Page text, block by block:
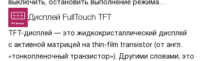
выключить, остановить выполнение режима
приготовления кнопкой и установить таймер.
Дисплей FullTouch TFT
TFT-дисплей — это жидкокристаллический дисплей
с активной матрицей на thin-film transistor (от англ.
«тонкопленочный транзистор»). Другими словами, это